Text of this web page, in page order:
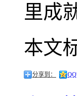
里成
本文
分享到：